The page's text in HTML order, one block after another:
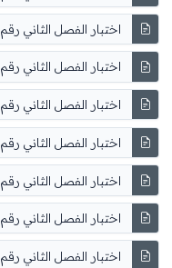
اختبار الفصل الثاني رقم 25
اختبار الفصل الثاني رقم 24
اختبار الفصل الثاني رقم 23
اختبار الفصل الثاني رقم 22
اختبار الفصل الثاني رقم 21
اختبار الفصل الثاني رقم 20
اختبار الفصل الثاني رقم 19